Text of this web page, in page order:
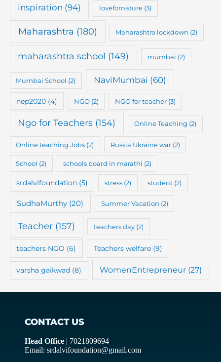
inspiration (94) lovefornature (3)
Maharashtra (180) Maharashtra lockdown (2)
maharashtra school (149) mumbai (2)
Mumbai School (2) NaviMumbai (60)
nep2020(4) NGO(2) NGO for teacher (3)
Ngo for Teachers (154) Online Teaching (2)
Online teaching Jobs (2) Russia Ukraine war(2)
School (2) schools board in marathi (2)
srdalvifoundation (5) stress (2) student (2)
SudhaMurthy (20) Summer Vacation (2)
Teacher (157) teachers day (2)
teachers NGO (6) Teachers welfare(9)
varsha gaikwad (8) WomenEntrepreneur (27)
CONTACT US
Head Office | 7021809694
Email: srdalvifoundation@gmail.com